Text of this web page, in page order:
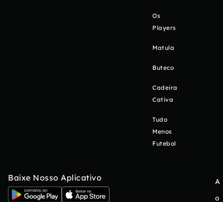
Os
Players
Matula
Buteco
Cadeira
Cativa
Tudo
Menos
Futebol
Baixe Nosso Aplicativo
A
o